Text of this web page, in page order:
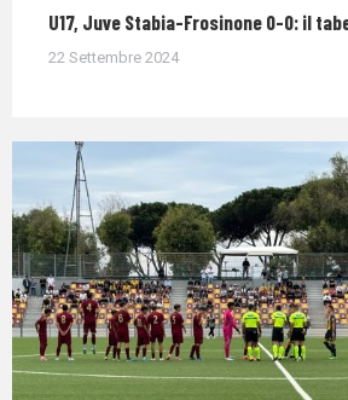
U17, Juve Stabia-Frosinone 0-0: il
22 Settembre 2024